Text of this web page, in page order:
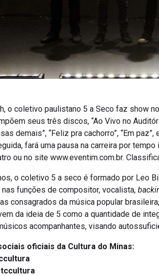
o coletivo paulistano 5 a Seco faz show
seus três discos, “Ao Vivo no
demais”, “Feliz pra cachorro”, “Em paz”,
fará uma pausa na carreira por
ou no site www.eventim.com.br.
o coletivo 5 a seco é formado por Leo
funções de compositor, vocalista,
consagrados da música popular
da ideia de 5 como a quantidade de
acompanhantes, visando
oficiais da Cultura do Minas: